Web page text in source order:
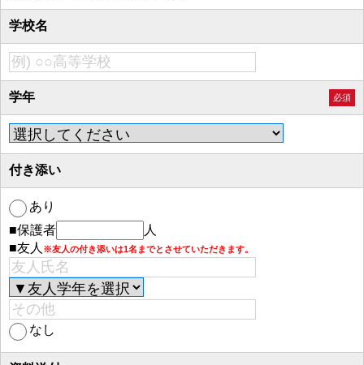
学校名
学年 必須
付き添い
あり
■保護者
人
■友人 ※友人の付き添いは1名までとさせていただきます。
なし